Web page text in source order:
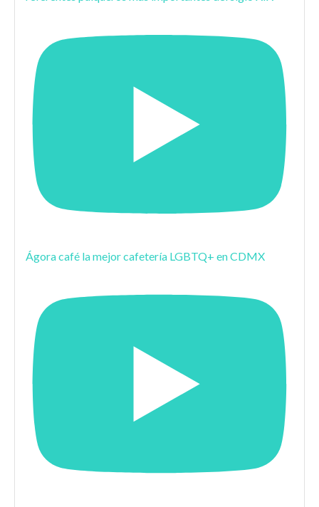
Ágora café la mejor cafetería LGBTQ+ en CDMX